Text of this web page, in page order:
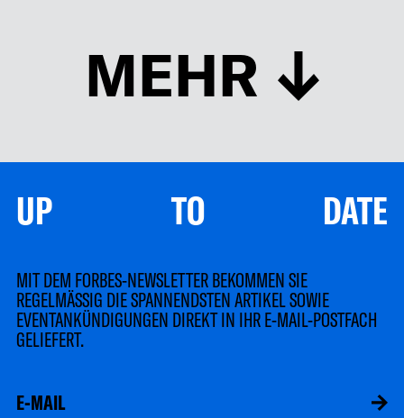
MEHR
UP TO DATE
MIT DEM FORBES-NEWSLETTER BEKOMMEN SIE
REGELMÄSSIG DIE SPANNENDSTEN ARTIKEL SOWIE
EVENTANKÜNDIGUNGEN DIREKT IN IHR E-MAIL-POSTFACH
GELIEFERT.